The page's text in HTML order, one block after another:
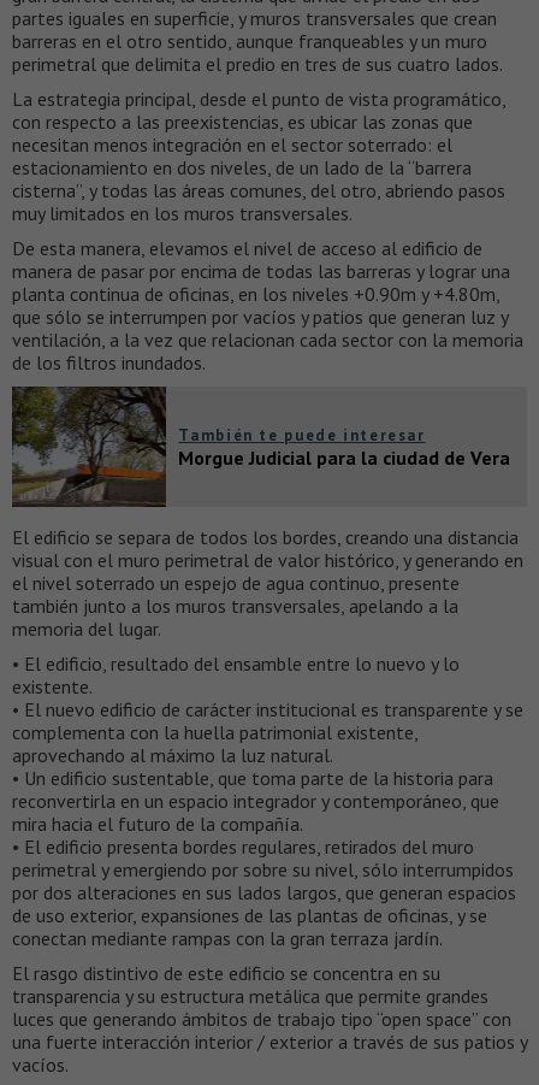
partes iguales en superficie, y muros transversales que crean
barreras en el otro sentido, aunque franqueables y un muro
perimetral que delimita el predio en tres de sus cuatro lados.
La estrategia principal, desde el punto de vista programático,
con respecto a las preexistencias, es ubicar las zonas que
necesitan menos integración en el sector soterrado: el
estacionamiento en dos niveles, de un lado de la “barrera
cisterna”, y todas las áreas comunes, del otro, abriendo pasos
muy limitados en los muros transversales.
De esta manera, elevamos el nivel de acceso al edificio de
manera de pasar por encima de todas las barreras y lograr una
planta continua de oficinas, en los niveles +0.90m y +4.80m,
que sólo se interrumpen por vacíos y patios que generan luz y
ventilación, a la vez que relacionan cada sector con la memoria
de los filtros inundados.
También te puede interesar
Morgue Judicial para la ciudad de Vera
El edificio se separa de todos los bordes, creando una distancia
visual con el muro perimetral de valor histórico, y generando en
el nivel soterrado un espejo de agua continuo, presente
también junto a los muros transversales, apelando a la
memoria del lugar.
• El edificio, resultado del ensamble entre lo nuevo y lo
existente.
• El nuevo edificio de carácter institucional es transparente y se
complementa con la huella patrimonial existente,
aprovechando al máximo la luz natural.
• Un edificio sustentable, que toma parte de la historia para
reconvertirla en un espacio integrador y contemporáneo, que
mira hacia el futuro de la compañía.
• El edificio presenta bordes regulares, retirados del muro
perimetral y emergiendo por sobre su nivel, sólo interrumpidos
por dos alteraciones en sus lados largos, que generan espacios
de uso exterior, expansiones de las plantas de oficinas, y se
conectan mediante rampas con la gran terraza jardín.
El rasgo distintivo de este edificio se concentra en su
transparencia y su estructura metálica que permite grandes
luces que generando ámbitos de trabajo tipo “open space” con
una fuerte interacción interior / exterior a través de sus patios y
vacíos.